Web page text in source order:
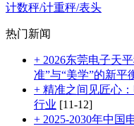
计数秤/计重秤/表头
热门新闻
+ 2026东莞电子天
准”与“美学”的新平
+ 精准之间见匠心
行业 [11-12]
+ 2025-2030年中国